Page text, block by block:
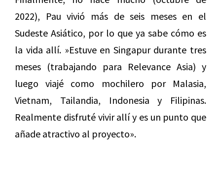
2022), Pau vivió más de seis meses en el
Sudeste Asiático, por lo que ya sabe cómo es
la vida allí. »Estuve en Singapur durante tres
meses (trabajando para Relevance Asia) y
luego viajé como mochilero por Malasia,
Vietnam, Tailandia, Indonesia y Filipinas.
Realmente disfruté vivir allí y es un punto que
añade atractivo al proyecto».